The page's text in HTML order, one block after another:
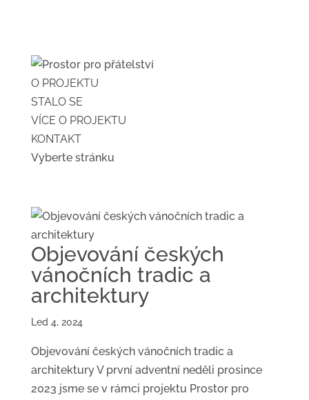
O PROJEKTU
STALO SE
VÍCE O PROJEKTU
KONTAKT
Vyberte stránku
Objevování českých
vánočních tradic a
architektury
Led 4, 2024
Objevování českých vánočních tradic a
architektury V první adventní neděli prosince
2023 jsme se v rámci projektu Prostor pro